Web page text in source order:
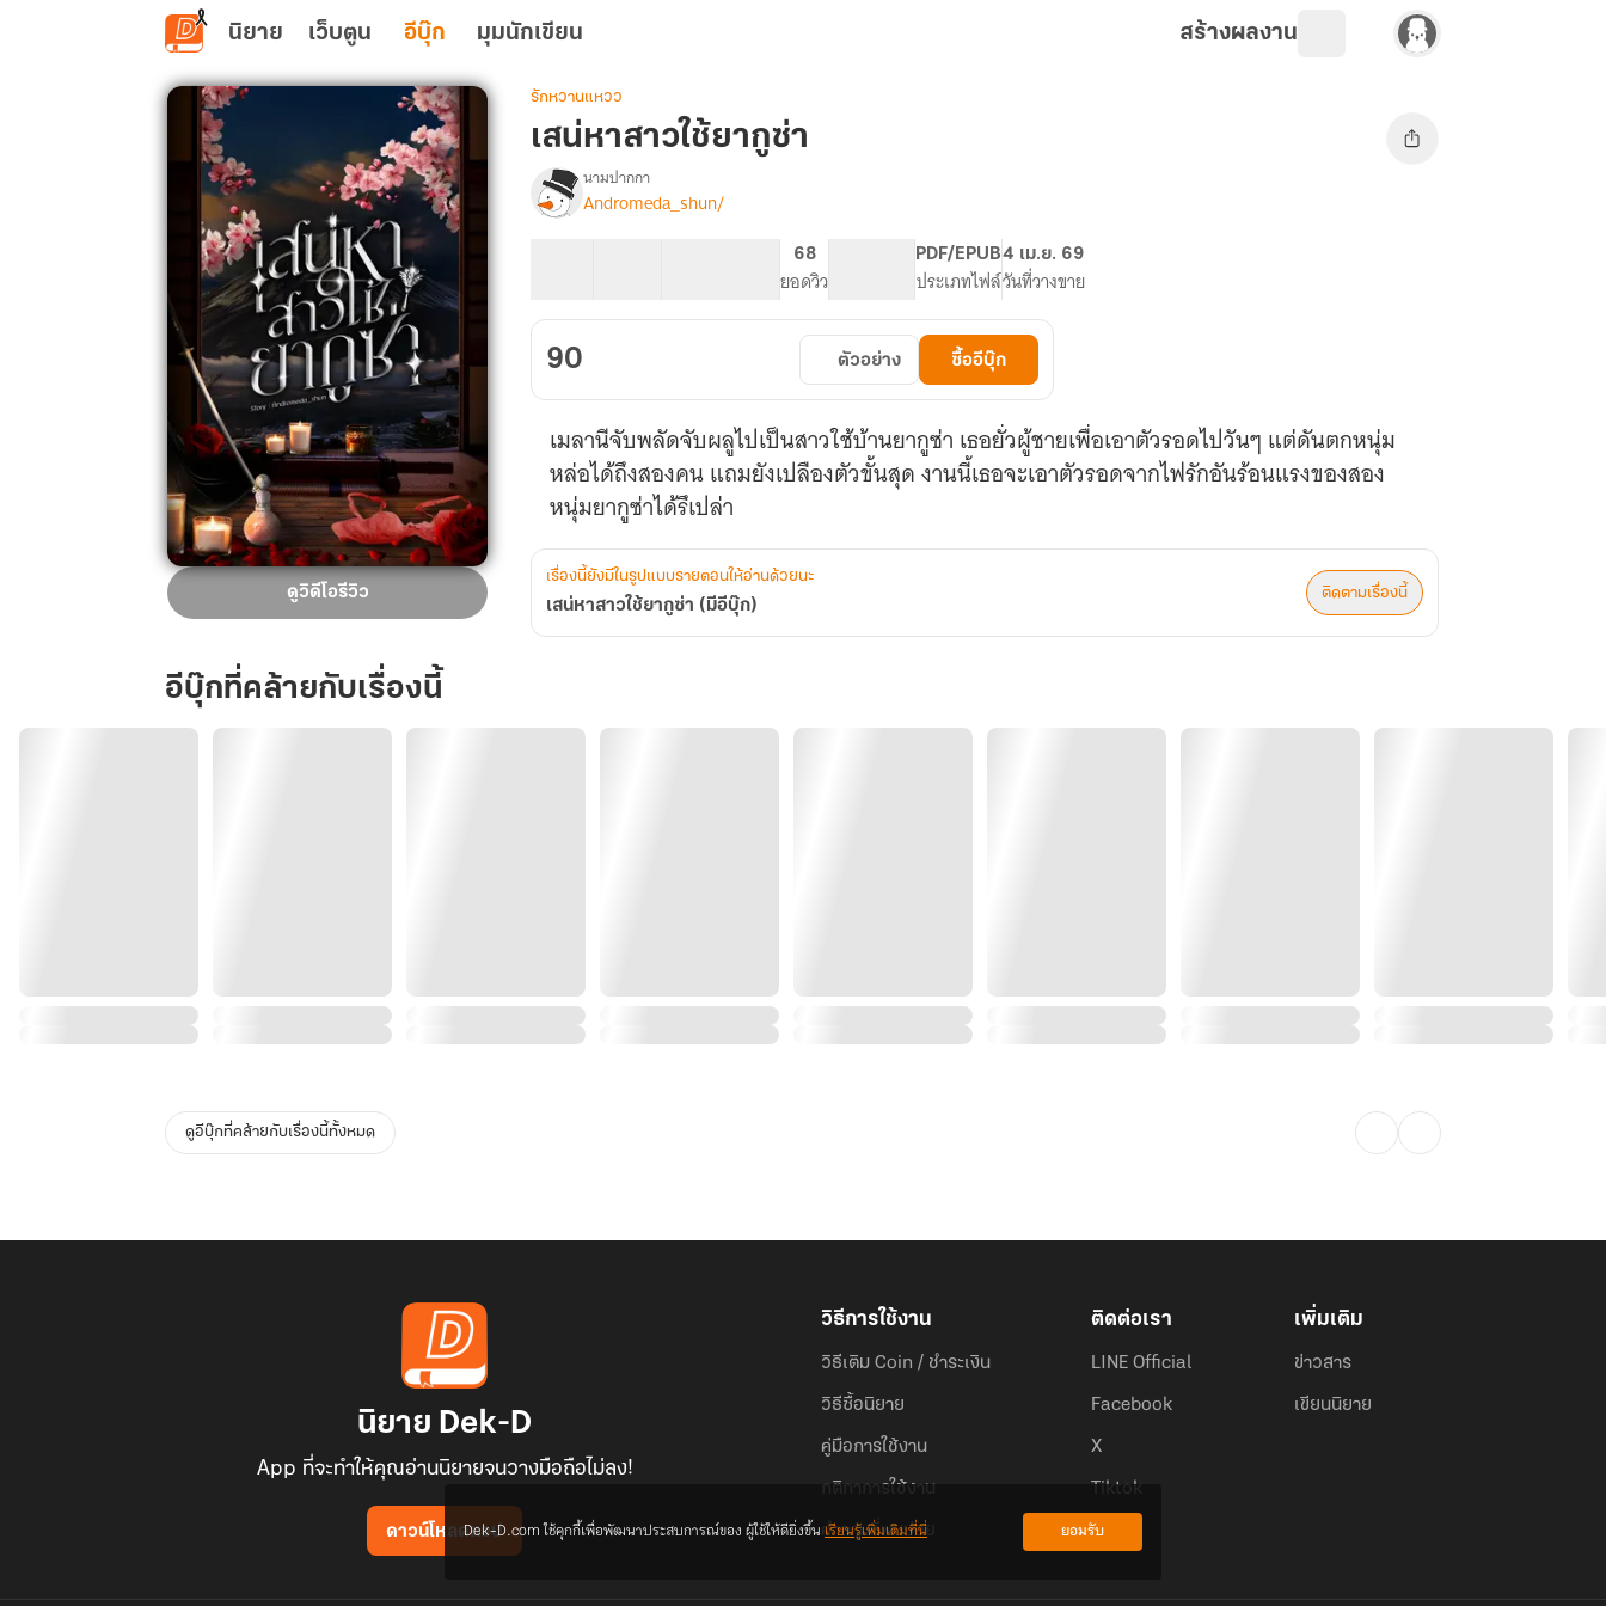
ข้ามไปยังเนื้อหาหลัก
นิยาย เว็บตูน อีบุ๊ก มุมนักเขียน สร้างผลงาน
เสน่หา
สาว
ยา
กู
ซ่า
ดูวิดีโอรีวิว
รักหวานแหวว
เสน่หาสาวใช้ยากูซ่า
เรื่อง
เสน่หา
กู
ซ่า
อี
นามปากกา
Andromeda_shun/
68
ยอดวิว
PDF/EPUB
ประเภทไฟล์
4 เม.ย. 69
วันที่วางขาย
90 ตัวอย่าง ซื้ออีบุ๊ก
เมลานีจับพลัดจับผลูไปเป็นสาวใช้บ้านยากูซ่า เธอยั่วผู้ชายเพื่อเอาตัวรอดไปวันๆ แต่ดันตกหนุ่ม
หล่อได้ถึงสองคน แถมยังเปลืองตัวขั้นสุด งานนี้เธอจะเอาตัวรอดจากไฟรักอันร้อนแรงของสอง
หนุ่มยากูซ่าได้รึเปล่า
เรื่องนี้ยังมีในรูปแบบรายตอนให้อ่านด้วยนะ
เสน่หาสาวใช้ยากูซ่า (มีอีบุ๊ก)
ติดตามเรื่องนี้
อีบุ๊กที่คล้ายกับเรื่องนี้
ดูอีบุ๊กที่คล้ายกับเรื่องนี้ทั้งหมด
นิยาย Dek-D
App ที่จะทำให้คุณอ่านนิยายจนวางมือถือไม่ลง!
ดาวน์โหลดแอป
วิธีการใช้งาน
วิธีเติม Coin / ชำระเงิน
วิธีซื้อนิยาย
คู่มือการใช้งาน
กติกาการใช้งาน
คำถามที่พบบ่อย
ติดต่อเรา
LINE Official
Facebook
X
Tiktok
เพิ่มเติม
ข่าวสาร
เขียนนิยาย
Dek-D.com ใช้คุกกี้เพื่อพัฒนาประสบการณ์ของ ผู้ใช้ให้ดียิ่งขึ้นเรียนรู้เพิ่มเติมที่นี่ ยอมรับ